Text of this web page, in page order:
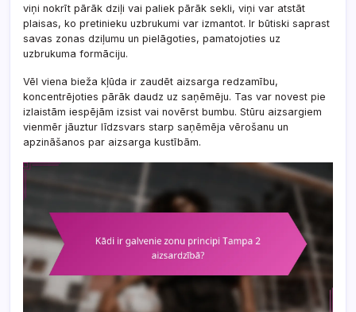
viņi nokrīt pārāk dziļi vai paliek pārāk sekli, viņi var atstāt
plaisas, ko pretinieku uzbrukumi var izmantot. Ir būtiski saprast
savas zonas dziļumu un pielāgoties, pamatojoties uz
uzbrukuma formāciju.
Vēl viena bieža kļūda ir zaudēt aizsarga redzamību,
koncentrējoties pārāk daudz uz saņēmēju. Tas var novest pie
izlaistām iespējām izsist vai novērst bumbu. Stūru aizsargiem
vienmēr jāuztur līdzsvars starp saņēmēja vērošanu un
apzināšanos par aizsarga kustībām.